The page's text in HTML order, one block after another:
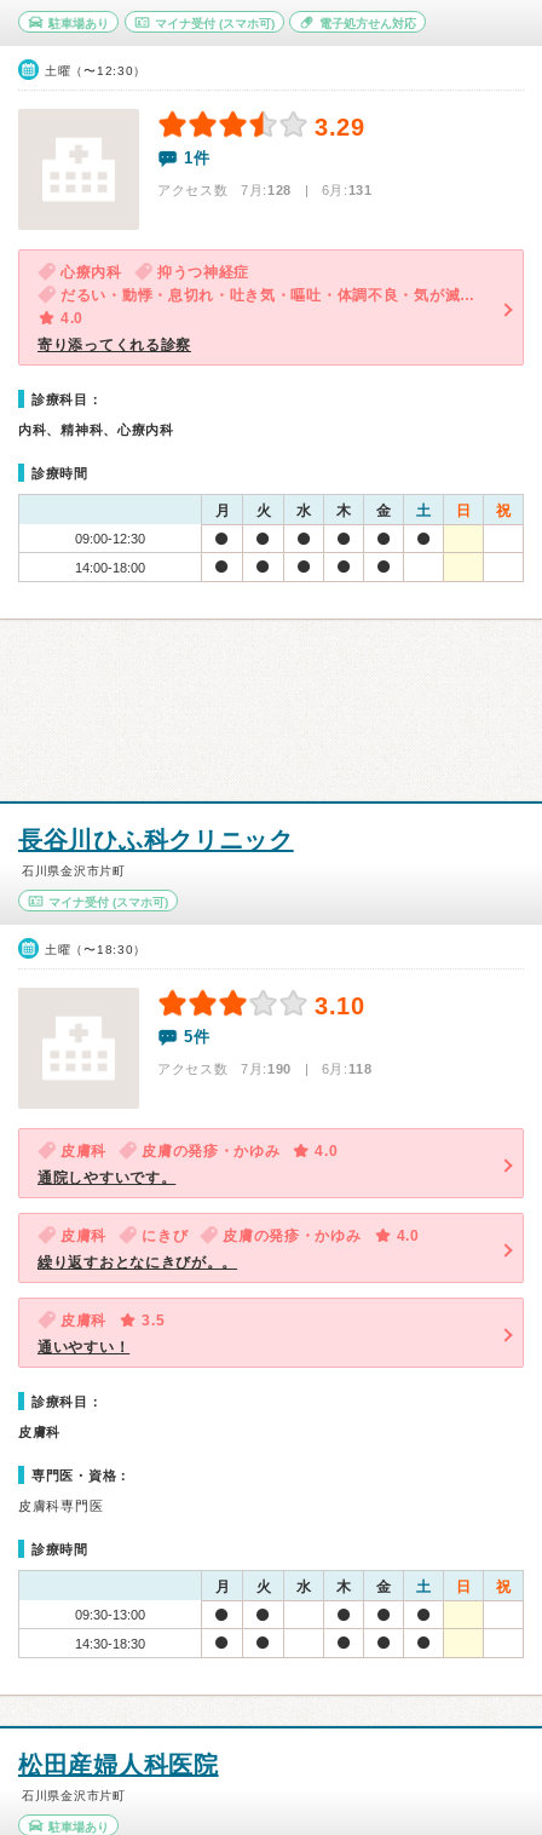
駐車場あり マイナ受付(スマホ可) 電子処方せん対応
土曜（〜12:30）
3.29
1件
アクセス数 7月:128 | 6月:131
心療内科
抑うつ神経症
だるい・動悸・息切れ・吐き気・嘔吐・体調不良・気が滅入る・不安・ストレス
4.0
寄り添ってくれる診察
診療科目：
内科、精神科、心療内科
診療時間
月 火 水 木 金 土 日 祝
09:00-12:30
14:00-18:00
長谷川ひふ科クリニック
石川県金沢市片町
マイナ受付 (スマホ可)
土曜（〜18:30）
3.10
5件
アクセス数 7月:190 | 6月:118
皮膚科 皮膚の発疹・かゆみ
4.0
通院しやすいです。
皮膚科 にきび 皮膚の発疹・かゆみ
4.0
繰り返すおとなにきびが。。
皮膚科
3.5
通いやすい！
診療科目：
皮膚科
専門医・資格：
皮膚科専門医
診療時間
月 火 水 木 金 土 日 祝
09:30-13:00
14:30-18:30
松田産婦人科医院
石川県金沢市片町
駐車場あり